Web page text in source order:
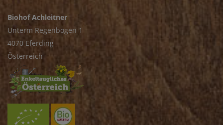
Biohof Achleitner
Unterm Regenbogen 1
4070 Eferding
Österreich